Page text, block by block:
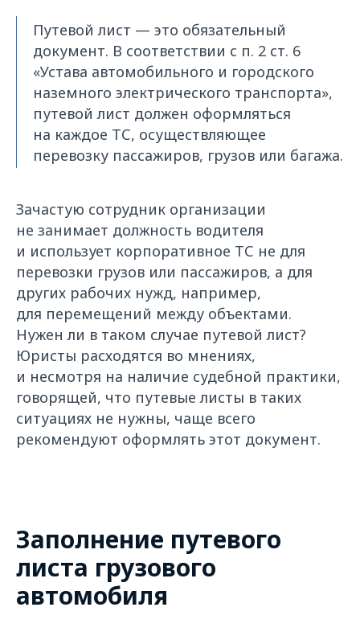
Путевой лист — это обязательный
документ. В соответствии с п. 2 ст. 6
«Устава автомобильного и городского
наземного электрического транспорта»,
путевой лист должен оформляться
на каждое ТС, осуществляющее
перевозку пассажиров, грузов или багажа.
Зачастую сотрудник организации
не занимает должность водителя
и использует корпоративное ТС не для
перевозки грузов или пассажиров, а для
других рабочих нужд, например,
для перемещений между объектами.
Нужен ли в таком случае путевой лист?
Юристы расходятся во мнениях,
и несмотря на наличие судебной практики,
говорящей, что путевые листы в таких
ситуациях не нужны, чаще всего
рекомендуют оформлять этот документ.
Заполнение путевого
листа грузового
автомобиля